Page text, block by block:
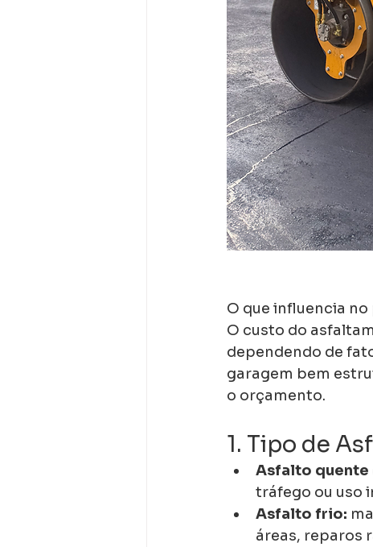
O que influencia
O custo do
dependendo de
garagem bem
o orçamento.
1. Tipo de
Asfalto quente
tráfego ou uso
Asfalto frio:
áreas, reparos